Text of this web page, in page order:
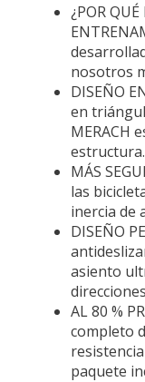
¿POR
nosotros
DISEÑO
en
MERACH
MÁS
las
inercia de
DISEÑO
asiento
AL 80 %
completo
paquete